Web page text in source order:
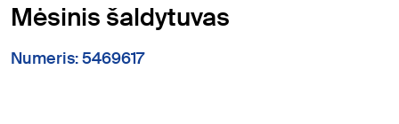
Mėsinis šaldytuvas
Numeris: 5469617